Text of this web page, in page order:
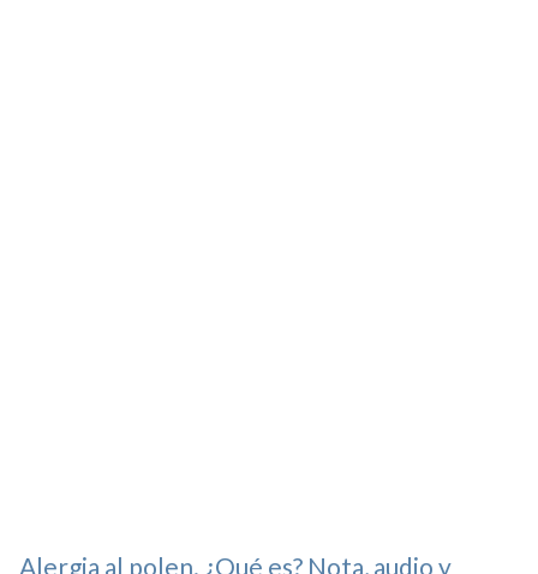
Alergia al polen. ¿Qué es? Nota, audio y